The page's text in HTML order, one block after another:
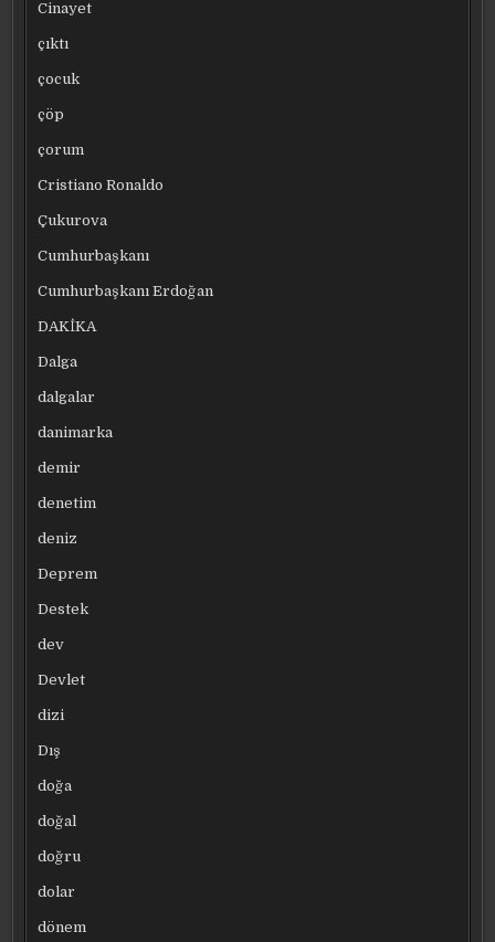
Cinayet
çıktı
çocuk
çöp
çorum
Cristiano Ronaldo
Çukurova
Cumhurbaşkanı
Cumhurbaşkanı Erdoğan
DAKİKA
Dalga
dalgalar
danimarka
demir
denetim
deniz
Deprem
Destek
dev
Devlet
dizi
Dış
doğa
doğal
doğru
dolar
dönem